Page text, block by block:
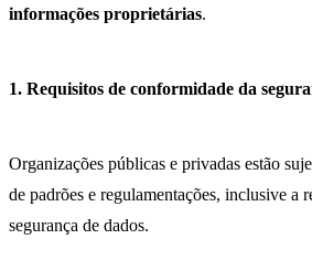
informações proprietárias.
1. Requisitos de conformidade da
Organizações públicas e privadas estão
de padrões e regulamentações, inclusive a
segurança de dados.